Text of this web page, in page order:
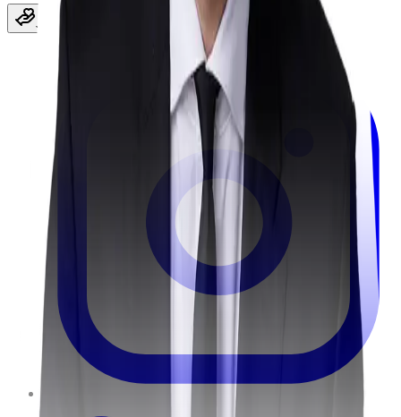
Jetzt spenden